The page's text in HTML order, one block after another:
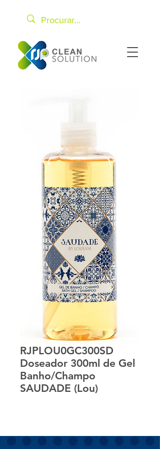
RJPLOU0GC300SD
Doseador 300ml de Gel
Banho/Champo
SAUDADE (Lou)